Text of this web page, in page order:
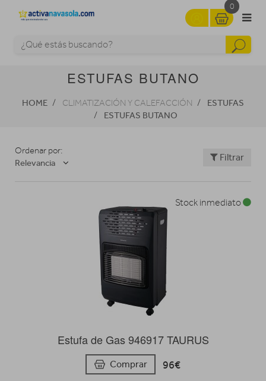
0
ESTUFAS BUTANO
HOME CLIMATIZACIÓN Y CALEFACCIÓN
ESTUFAS
ESTUFAS BUTANO
Ordenar por:
Relevancia
Filtrar
Estufa de Gas 946917 TAURUS
Comprar 96€
Stock inmediato